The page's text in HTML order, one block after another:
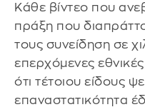
Κάθε βίντεο που
πράξη που
τους συνείδηση σε
επερχόμενες
ότι τέτοιου είδους
επαναστατικότητα